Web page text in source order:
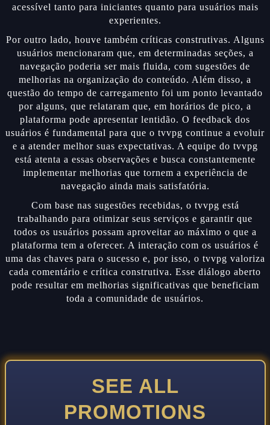
acessível tanto para iniciantes quanto para usuários mais
experientes.
Por outro lado, houve também críticas construtivas. Alguns
usuários mencionaram que, em determinadas seções, a
navegação poderia ser mais fluida, com sugestões de
melhorias na organização do conteúdo. Além disso, a
questão do tempo de carregamento foi um ponto levantado
por alguns, que relataram que, em horários de pico, a
plataforma pode apresentar lentidão. O feedback dos
usuários é fundamental para que o tvvpg continue a evoluir
e a atender melhor suas expectativas. A equipe do tvvpg
está atenta a essas observações e busca constantemente
implementar melhorias que tornem a experiência de
navegação ainda mais satisfatória.
Com base nas sugestões recebidas, o tvvpg está
trabalhando para otimizar seus serviços e garantir que
todos os usuários possam aproveitar ao máximo o que a
plataforma tem a oferecer. A interação com os usuários é
uma das chaves para o sucesso e, por isso, o tvvpg valoriza
cada comentário e crítica construtiva. Esse diálogo aberto
pode resultar em melhorias significativas que beneficiam
toda a comunidade de usuários.
SEE ALL
PROMOTIONS